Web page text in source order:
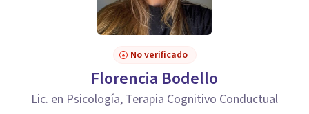
No verificado
Florencia Bodello
Lic. en Psicología, Terapia Cognitivo Conductual